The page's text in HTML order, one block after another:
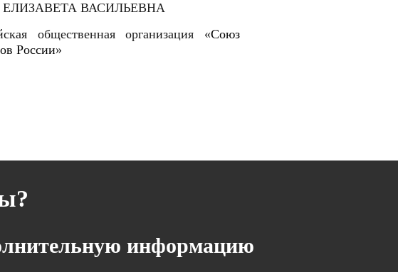
ВАСИЛЬЕВНА
общественная организация «Союз
России»
информацию